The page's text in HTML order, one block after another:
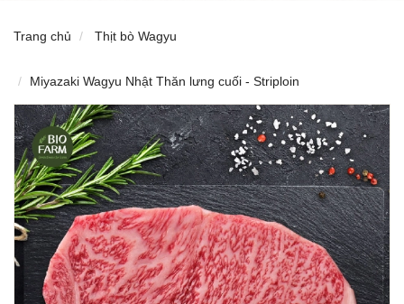
Trang chủ Thịt bò Wagyu
Miyazaki Wagyu Nhật Thăn lưng cuối - Striploin